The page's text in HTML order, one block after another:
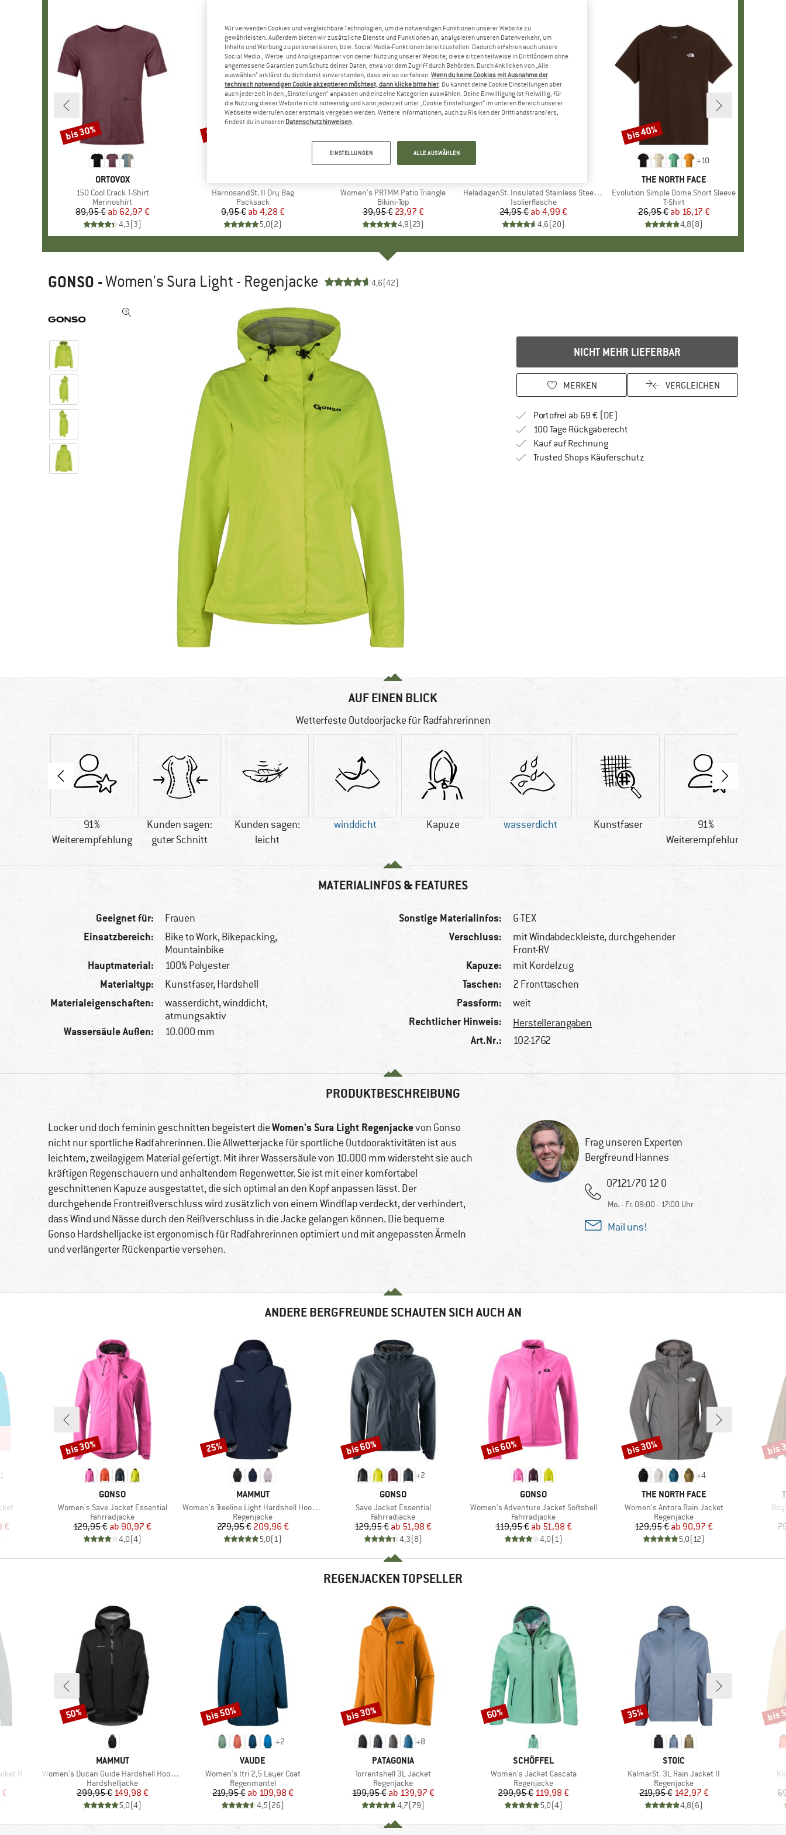
MARKE
ORTOVOX
Artikel
150 Cool Crack T-Shirt
Produktgruppe
Merinoshirt
Preis
89,95 € reduzierter Preis
ab 62,97 €
4,3(3)
Rabatt
bis 30%
Artikel
HarnosandSt. II Dry Bag
Produktgruppe
Packsack
Preis
9,95 € reduzierter Preis
ab 4,28 €
5,0(2)
Rabatt
57%
Artikel
Women's PRTMM Patio Triangle
Produktgruppe
Bikini-Top
Preis
39,95 €reduzierter Preis
23,97 €
4,9(23)
Artikel
HeladagenSt. Insulated Stainless Steel Bottle 500
Produktgruppe
Isolierflasche
Preis
24,95 € reduzierter Preis
ab 4,99 €
4,6(20)
+10
MARKE
THE NORTH FACE
Artikel
Evolution Simple Dome Short Sleeve
Produktgruppe
T-Shirt
Preis
26,95 € reduzierter Preis
ab 16,17 €
4,8(8)
Rabatt
bis 40%
GONSO -Women's Sura Light - Regenjacke 4,6(42)
NICHT MEHR LIEFERBAR
MERKEN VERGLEICHEN
Portofrei ab 69 € (DE)
100 Tage RückgaberechtGehe hier zu den Rückgabe-Richtlinien
Kauf auf RechnungFinde die Zahlungs-Infos hier! Öffnet sich in
Trusted Shops KäuferschutzFinde alle Infos hier!
AUF EINEN BLICK
Wetterfeste Outdoorjacke für Radfahrerinnen
91%
Weiterempfehlung
Kunden sagen:
guter Schnitt
Kunden sagen:
leicht
winddicht Kapuze wasserdicht Kunstfaser
91%
Weiterempfehlung
MATERIALINFOS & FEATURES
Geeignet für: Frauen
Einsatzbereich:
Bike to Work, Bikepacking,
Mountainbike
Hauptmaterial: 100% Polyester
Materialtyp: Kunstfaser, Hardshell
Materialeigenschaften:
wasserdicht, winddicht,
atmungsaktiv
Wassersäule Außen: 10.000 mm
Sonstige Materialinfos: G-TEX
Verschluss:
mit Windabdeckleiste, durchgehender
Front-RV
Kapuze: mit Kordelzug
Taschen: 2 Fronttaschen
Passform: weit
Rechtlicher Hinweis: Herstellerangaben
Art.Nr.: 102-1762
PRODUKTBESCHREIBUNG
Locker und doch feminin geschnitten begeistert dieWomen's Sura Light Regenjackevon Gonso
nicht nur sportliche Radfahrerinnen. Die Allwetterjacke für sportliche Outdooraktivitäten ist aus
leichtem, zweilagigem Material gefertigt. Mit ihrer Wassersäule von 10.000 mm widersteht sie auch
kräftigen Regenschauern und anhaltendem Regenwetter. Sie ist mit einer komfortabel
geschnittenen Kapuze ausgestattet, die sich optimal an den Kopf anpassen lässt. Der
durchgehende Frontreißverschluss wird zusätzlich von einem Windflap verdeckt, der verhindert,
dass Wind und Nässe durch den Reißverschluss in die Jacke gelangen können. Die bequeme
Gonso Hardshelljacke ist ergonomisch für Radfahrerinnen optimiert und mit angepassten Ärmeln
und verlängerter Rückenpartie versehen.
Frag unseren Experten
Bergfreund Hannes
07121/70 12 0
Mo. - Fr. 09:00 - 17:00 Uhr
Mail uns!
ANDERE BERGFREUNDE SCHAUTEN SICH AUCH AN
1
Preis
€
MARKE
GONSO
Artikel
Women's Save Jacket Essential
Produktgruppe
Fahrradjacke
Preis
129,95 € reduzierter Preis
ab 90,97 €
4,0(4)
Rabatt
bis 30%
MARKE
MAMMUT
Artikel
Women's Treeline Light Hardshell Hooded Jacket
Produktgruppe
Regenjacke
Preis
279,95 € reduzierter Preis
209,96 €
5,0(1)
Rabatt
25%
+2
MARKE
GONSO
Artikel
Save Jacket Essential
Produktgruppe
Fahrradjacke
Preis
129,95 € reduzierter Preis
ab 51,98 €
4,3(8)
Rabatt
bis 60%
MARKE
GONSO
Artikel
Women's Adventure Jacket Softshell
Produktgruppe
Fahrradjacke
Preis
119,95 € reduzierter Preis
ab 51,98 €
4,0(1)
Rabatt
bis 60%
+4
MARKE
THE NORTH FACE
Artikel
Women's Antora Rain Jacket
Produktgruppe
Regenjacke
Preis
129,95 € reduzierter Preis
ab 90,97 €
5,0(12)
Rabatt
bis 30% bis
REGENJACKEN TOPSELLER
II
Preis
MARKE
MAMMUT
Artikel
Women's Ducan Guide Hardshell Hooded Jacket
Produktgruppe
Hardshelljacke
Preis
299,95 €reduzierter Preis
149,98 €
5,0(4)
Rabatt
50%
+2
MARKE
VAUDE
Artikel
Women's Itri 2,5 Layer Coat
Produktgruppe
Regenmantel
Preis
219,95 € reduzierter Preis
ab 109,98 €
4,5(26)
Rabatt
bis 50%
+8
MARKE
PATAGONIA
Artikel
Torrentshell 3L Jacket
Produktgruppe
Regenjacke
Preis
199,95 € reduzierter Preis
ab 139,97 €
4,7(79)
Rabatt
bis 30%
MARKE
SCHÖFFEL
Artikel
Women's Jacket Cascata
Produktgruppe
Regenjacke
Preis
299,95 €reduzierter Preis
119,98 €
5,0(4)
Rabatt
60%
MARKE
STOIC
Artikel
KalmarSt. 3L Rain Jacket II
Produktgruppe
Regenjacke
Preis
219,95 € reduzierter Preis
142,97 €
4,8(6)
Rabatt
35% bis
Wir verwenden Cookies und vergleichbare Technologien, um die notwendigen Funktionen unserer Website zu
gewährleisten. Außerdem bieten wir zusätzliche Dienste und Funktionen an, analysieren unseren Datenverkehr, um
Inhalte und Werbung zu personalisieren, bzw. Social Media-Funktionen bereitzustellen. Dadurch erfahren auch unsere
Social Media-, Werbe- und Analysepartner von deiner Nutzung unserer Website; diese sitzen teilweise in Drittländern ohne
angemessene Garantien zum Schutz deiner Daten, etwa vor dem Zugriff durch Behörden. Durch Anklicken von „Alle
auswählen“ erklärst du dich damit einverstanden, dass wir so verfahren. Wenn du keine Cookies mit Ausnahme der
technisch notwendigen Cookie akzeptieren möchtest, dann klicke bitte hier. Du kannst deine Cookie Einstellungen aber
auch jederzeit in den „Einstellungen“ anpassen und einzelne Kategorien auswählen. Deine Einwilligung ist freiwillig, für
die Nutzung dieser Website nicht notwendig und kann jederzeit unter „Cookie Einstellungen“ im unteren Bereich unserer
Webseite widerrufen oder erstmals vergeben werden. Weitere Informationen, auch zu Risiken der Drittlandstransfers,
findest du in unseren Datenschutzhinweisen.
EINSTELLUNGEN ALLE AUSWÄHLEN